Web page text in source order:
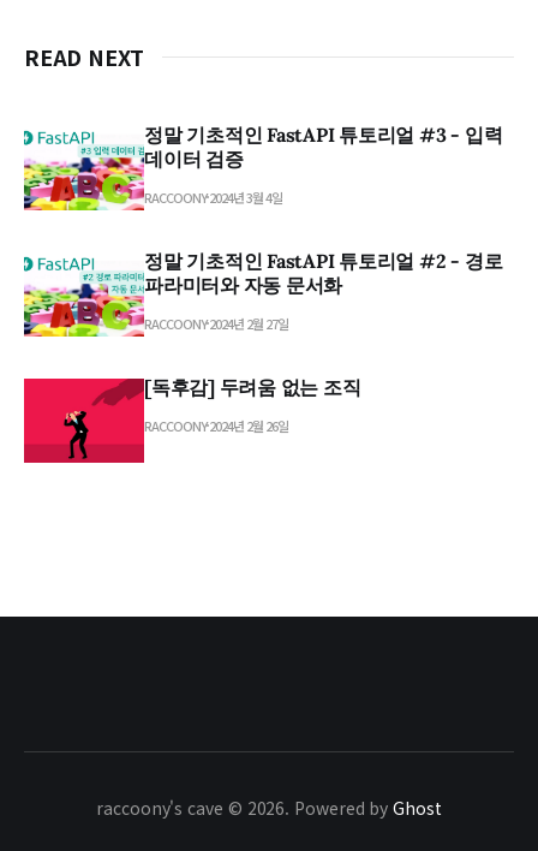
READ NEXT
정말 기초적인 FastAPI 튜토리얼 #3 - 입력
데이터 검증
RACCOONY2024년 3월 4일
정말 기초적인 FastAPI 튜토리얼 #2 - 경로
파라미터와 자동 문서화
RACCOONY2024년 2월 27일
[독후감] 두려움 없는 조직
RACCOONY2024년 2월 26일
raccoony's cave © 2026. Powered byGhost